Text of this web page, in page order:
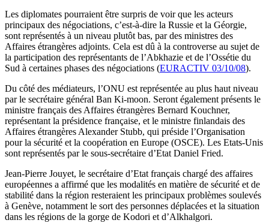
Les diplomates pourraient être surpris de voir que les acteurs
principaux des négociations, c’est-à-dire la Russie et la Géorgie,
sont représentés à un niveau plutôt bas, par des ministres des
Affaires étrangères adjoints. Cela est dû à la controverse au sujet de
la participation des représentants de l’Abkhazie et de l’Ossétie du
Sud à certaines phases des négociations (EURACTIV 03/10/08).
Du côté des médiateurs, l’ONU est représentée au plus haut niveau
par le secrétaire général Ban Ki-moon. Seront également présents le
ministre français des Affaires étrangères Bernard Kouchner,
représentant la présidence française, et le ministre finlandais des
Affaires étrangères Alexander Stubb, qui préside l’Organisation
pour la sécurité et la coopération en Europe (OSCE). Les Etats-Unis
sont représentés par le sous-secrétaire d’Etat Daniel Fried.
Jean-Pierre Jouyet, le secrétaire d’Etat français chargé des affaires
européennes a affirmé que les modalités en matière de sécurité et de
stabilité dans la région resteraient les principaux problèmes soulevés
à Genève, notamment le sort des personnes déplacées et la situation
dans les régions de la gorge de Kodori et d’Alkhalgori.